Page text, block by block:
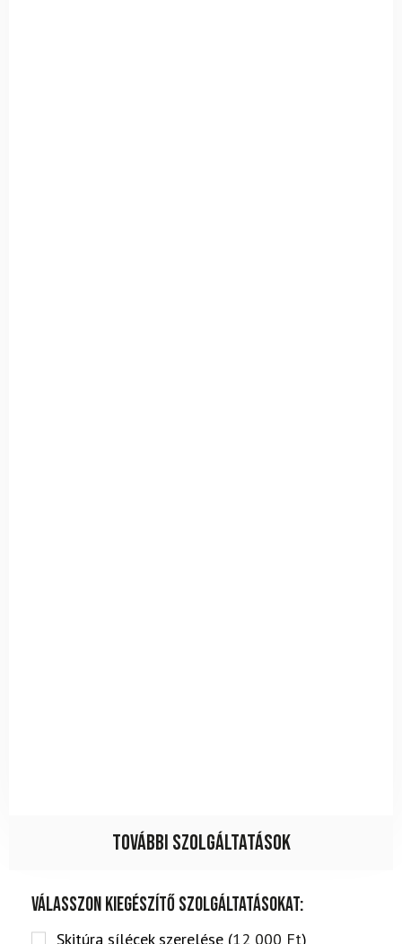
További szolgáltatások
Válasszon kiegészítő szolgáltatásokat:
Skitúra sílécek szerelése (12 000 Ft)